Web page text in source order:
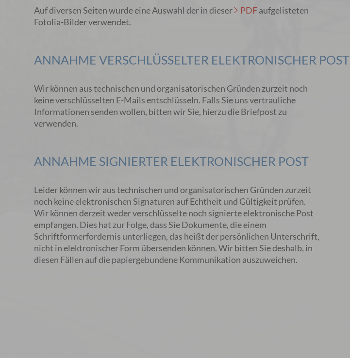
Auf diversen Seiten wurde eine Auswahl der in dieser PDFaufgelisteten
Fotolia-Bilder verwendet.
ANNAHME VERSCHLÜSSELTER ELEKTRONISCHER POST
Wir können aus technischen und organisatorischen Gründen zurzeit noch
keine verschlüsselten E-Mails entschlüsseln. Falls Sie uns vertrauliche
Informationen senden wollen, bitten wir Sie, hierzu die Briefpost zu
verwenden.
ANNAHME SIGNIERTER ELEKTRONISCHER POST
Leider können wir aus technischen und organisatorischen Gründen zurzeit
noch keine elektronischen Signaturen auf Echtheit und Gültigkeit prüfen.
Wir können derzeit weder verschlüsselte noch signierte elektronische Post
empfangen. Dies hat zur Folge, dass Sie Dokumente, die einem
Schriftformerfordernis unterliegen, das heißt der persönlichen Unterschrift,
nicht in elektronischer Form übersenden können. Wir bitten Sie deshalb, in
diesen Fällen auf die papiergebundene Kommunikation auszuweichen.